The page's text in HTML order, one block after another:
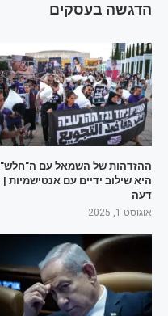
הדגשה בעסקים
ההזדהות של השמאל עם ה"חלש"
היא שילוב ידיים עם אנטישמיות |
דעה
אוגוסט 1, 2025